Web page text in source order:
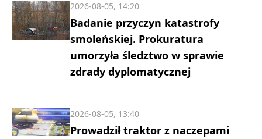
Badanie przyczyn katastrofy
smoleńskiej. Prokuratura
umorzyła śledztwo w sprawie
zdrady dyplomatycznej
2026-08-05, 14:20
Prowadził traktor z naczepami
2026-08-05, 13:40